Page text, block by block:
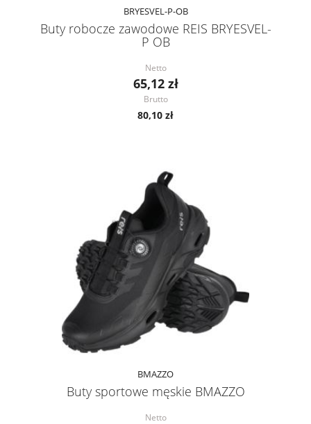
BRYESVEL-P-OB
Buty robocze zawodowe REIS BRYESVEL-
P OB
Netto
65,12 zł
Brutto
80,10 zł
BMAZZO
Buty sportowe męskie BMAZZO
Netto